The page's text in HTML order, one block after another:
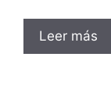
Leer más